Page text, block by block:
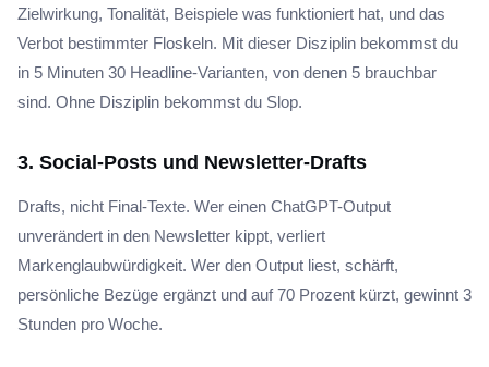
Zielwirkung, Tonalität, Beispiele was funktioniert hat, und das
Verbot bestimmter Floskeln. Mit dieser Disziplin bekommst du
in 5 Minuten 30 Headline-Varianten, von denen 5 brauchbar
sind. Ohne Disziplin bekommst du Slop.
3. Social-Posts und Newsletter-Drafts
Drafts, nicht Final-Texte. Wer einen ChatGPT-Output
unverändert in den Newsletter kippt, verliert
Markenglaubwürdigkeit. Wer den Output liest, schärft,
persönliche Bezüge ergänzt und auf 70 Prozent kürzt, gewinnt 3
Stunden pro Woche.